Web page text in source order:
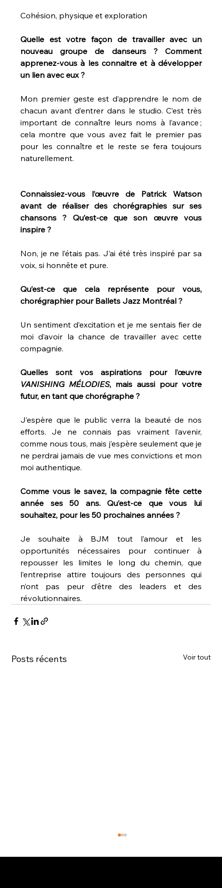
Cohésion, physique et exploration
Quelle est votre façon de travailler avec un
nouveau groupe de danseurs ? Comment
apprenez-vous à les connaitre et à développer
un lien avec eux ?
Mon premier geste est d’apprendre le nom de
chacun avant d’entrer dans le studio. C’est très
important de connaître leurs noms à l’avance ;
cela montre que vous avez fait le premier pas
pour les connaître et le reste se fera toujours
naturellement.
Connaissiez-vous l’œuvre de Patrick Watson
avant de réaliser des chorégraphies sur ses
chansons ? Qu’est-ce que son œuvre vous
inspire ?
Non, je ne l’étais pas. J’ai été très inspiré par sa
voix, si honnête et pure.
Qu’est-ce que cela représente pour vous,
chorégraphier pour Ballets Jazz Montréal ?
Un sentiment d’excitation et je me sentais fier de
moi d’avoir la chance de travailler avec cette
compagnie.
VANISHING MÉLODIES, mais aussi pour votre
futur, en tant que chorégraphe ?
J’espère que le public verra la beauté de nos
efforts. Je ne connais pas vraiment l’avenir,
comme nous tous, mais j’espère seulement que je
ne perdrai jamais de vue mes convictions et mon
moi authentique.
Comme vous le savez, la compagnie fête cette
année ses 50 ans. Qu’est-ce que vous lui
souhaitez, pour les 50 prochaines années ?
Je souhaite à BJM tout l’amour et les
opportunités nécessaires pour continuer à
repousser les limites le long du chemin, que
l’entreprise attire toujours des personnes qui
n’ont pas peur d’être des leaders et des
révolutionnaires.
Posts récents Voir tout